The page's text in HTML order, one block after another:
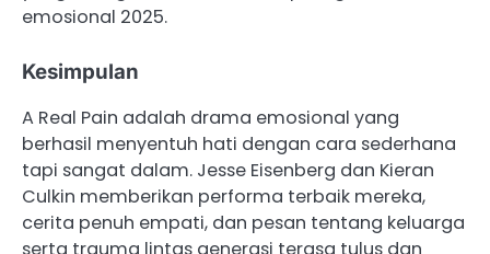
emosional 2025.
Kesimpulan
A Real Pain adalah drama emosional yang
berhasil menyentuh hati dengan cara sederhana
tapi sangat dalam. Jesse Eisenberg dan Kieran
Culkin memberikan performa terbaik mereka,
cerita penuh empati, dan pesan tentang keluarga